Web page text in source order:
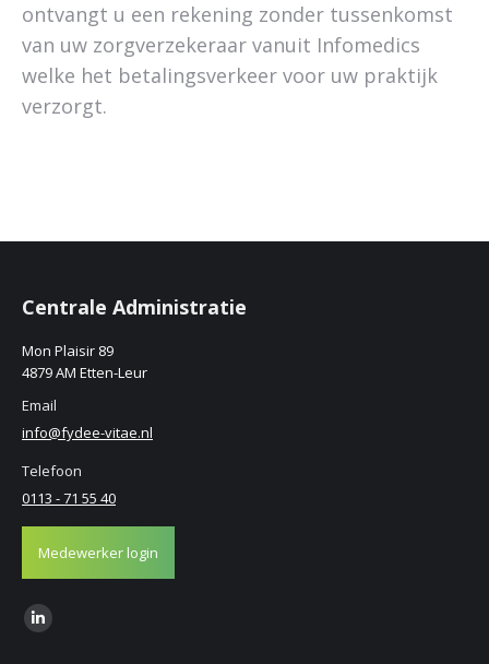
ontvangt u een rekening zonder tussenkomst
van uw zorgverzekeraar vanuit Infomedics
welke het betalingsverkeer voor uw praktijk
verzorgt.
Centrale Administratie
Mon Plaisir 89
4879 AM Etten-Leur
Email
info@fydee-vitae.nl
Telefoon
0113 - 71 55 40
Medewerker login
Find us on:
Linkedin